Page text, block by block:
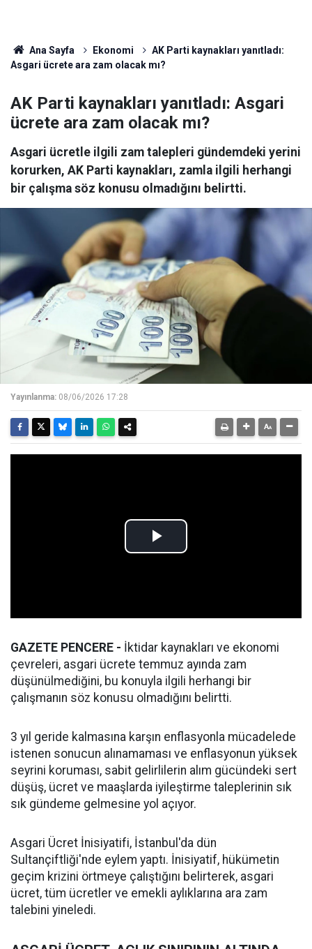
Ana Sayfa Ekonomi
AK Parti kaynakları yanıtladı:
Asgari ücrete ara zam olacak mı?
AK Parti kaynakları yanıtladı: Asgari
ücrete ara zam olacak mı?
Asgari ücretle ilgili zam talepleri gündemdeki yerini
korurken, AK Parti kaynakları, zamla ilgili herhangi
bir çalışma söz konusu olmadığını belirtti.
Yayınlanma: 08/06/2026 17:28
GAZETE PENCERE - İktidar kaynakları ve ekonomi
çevreleri, asgari ücrete temmuz ayında zam
düşünülmediğini, bu konuyla ilgili herhangi bir
çalışmanın söz konusu olmadığını belirtti.
3 yıl geride kalmasına karşın enflasyonla mücadelede
istenen sonucun alınamaması ve enflasyonun yüksek
seyrini koruması, sabit gelirlilerin alım gücündeki sert
düşüş, ücret ve maaşlarda iyileştirme taleplerinin sık
sık gündeme gelmesine yol açıyor.
Asgari Ücret İnisiyatifi, İstanbul'da dün
Sultançiftliği'nde eylem yaptı. İnisiyatif, hükümetin
geçim krizini örtmeye çalıştığını belirterek, asgari
ücret, tüm ücretler ve emekli aylıklarına ara zam
talebini yineledi.